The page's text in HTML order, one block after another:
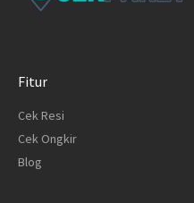
Fitur
Cek Resi
Cek Ongkir
Blog